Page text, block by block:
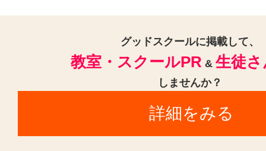
グッドスクールに掲載して、
教室・スクールPR & 生徒
しませんか？
詳細をみる